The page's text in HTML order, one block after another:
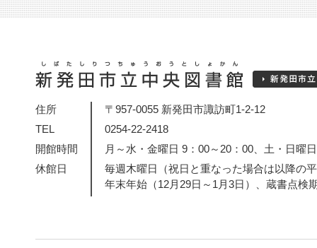
住所
〒957-0055 新発田市諏訪町1-2-12
TEL
0254-22-2418
開館時間
月～水・金曜日 9：00～20：00、土・日曜
休館日
毎週木曜日（祝日と重なった場合は以降の
年末年始（12月29日～1月3日）、蔵書点検